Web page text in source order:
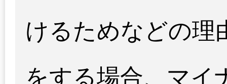
けるためなどの理
をする場合、マイ